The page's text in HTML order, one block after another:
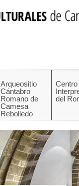
Arqueositio
Cántabro
Romano de
Camesa
Rebolledo
Centro
del